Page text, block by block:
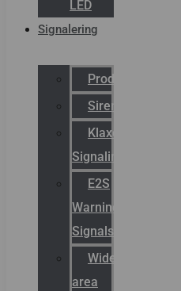
LED
Signalering
Productcatalogus
Sirena
Klaxon
Signaling
E2S
Warning
Signals
Wide
area